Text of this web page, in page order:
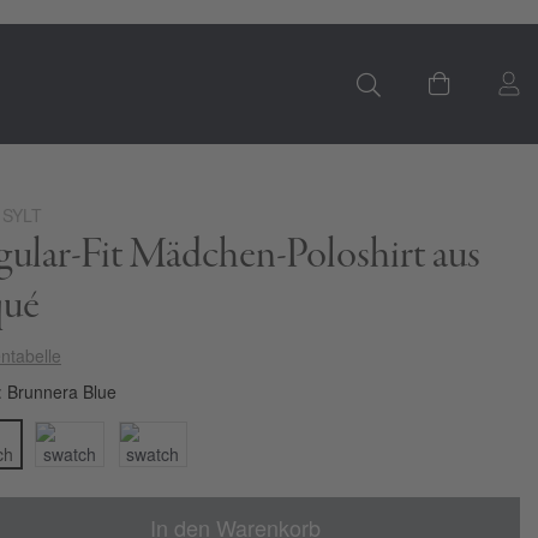
Mein
Fit Mädchen-Poloshirt aus
Brunnera Blue
In den Warenkorb